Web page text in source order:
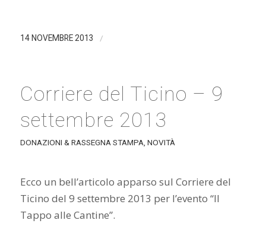
14 NOVEMBRE 2013 /
Corriere del Ticino – 9
settembre 2013
DONAZIONI & RASSEGNA STAMPA NOVITÀ
Ecco un bell’articolo apparso sul Corriere del
Ticino del 9 settembre 2013 per l’evento “Il
Tappo alle Cantine”.